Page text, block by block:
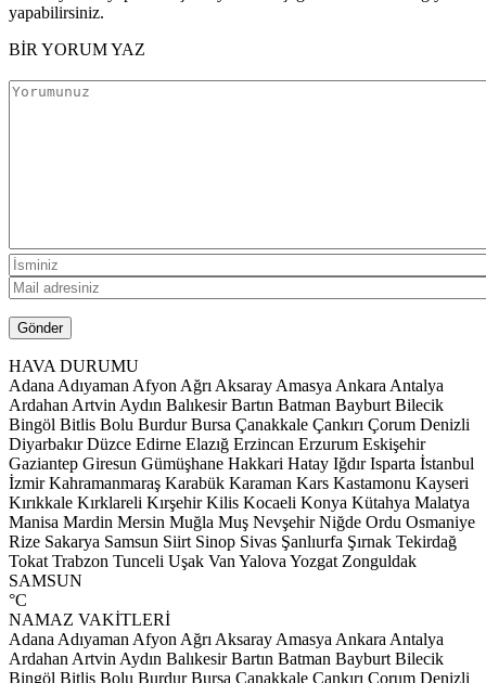
yapabilirsiniz.
BİR YORUM YAZ
HAVA DURUMU
Adana Adıyaman Afyon Ağrı Aksaray Amasya Ankara Antalya
Ardahan Artvin Aydın Balıkesir Bartın Batman Bayburt Bilecik
Bingöl Bitlis Bolu Burdur Bursa Çanakkale Çankırı Çorum Denizli
Diyarbakır Düzce Edirne Elazığ Erzincan Erzurum Eskişehir
Gaziantep Giresun Gümüşhane Hakkari Hatay Iğdır Isparta İstanbul
İzmir Kahramanmaraş Karabük Karaman Kars Kastamonu Kayseri
Kırıkkale Kırklareli Kırşehir Kilis Kocaeli Konya Kütahya Malatya
Manisa Mardin Mersin Muğla Muş Nevşehir Niğde Ordu Osmaniye
Rize Sakarya Samsun Siirt Sinop Sivas Şanlıurfa Şırnak Tekirdağ
Tokat Trabzon Tunceli Uşak Van Yalova Yozgat Zonguldak
SAMSUN
°C
NAMAZ VAKİTLERİ
Adana Adıyaman Afyon Ağrı Aksaray Amasya Ankara Antalya
Ardahan Artvin Aydın Balıkesir Bartın Batman Bayburt Bilecik
Bingöl Bitlis Bolu Burdur Bursa Çanakkale Çankırı Çorum Denizli